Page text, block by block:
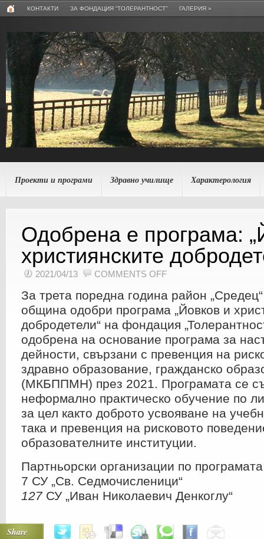
КОНТАКТИ ЗА ФОНДАЦИЯ “ТОЛЕРАНТНОСТ” ГАЛЕРИЯ »
Проекти и програми Здравно училище Характерология
Одобрена е програма:
християнските
2021/04/13 COMMENTS OFFON
ПРОГРАМА:
„ЙОВКОВ
ХРИСТИЯНСКИТЕ
ДОБРОДЕТЕЛИ“
За трета поредна година район
община одобри програма „Йовков и
добродетели“ на фондация
одобрена на основание програма за
дейности, свързани с превенция на
здравно образование, гражданско
(МКБППМН) през 2021. Програмата се
неформално практическо обучение по
за цел както доброто усвояване на
така и превенция на рисковото
образователните институции.
Партньорски организации по
7 СУ „Св. Седмочисленици“
127СУ „Иван Николаевич Денкоглу“
Share